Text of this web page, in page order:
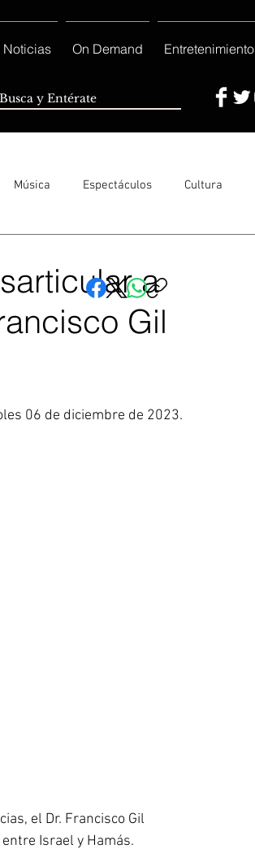
On Demand Entretenimiento
Música Espectáculos Cultura
Locales Los Cabos Servicio Social
a
Gil
06 de diciembre de 2023.
el Dr. Francisco Gil
Israel y Hamás.